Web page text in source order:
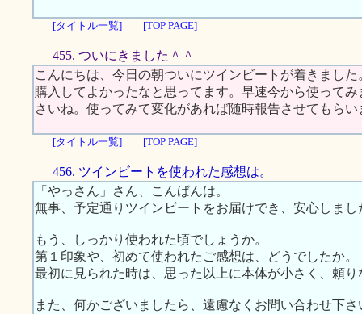
[タイトル一覧] [TOP PAGE]
455. ついにきました＾＾
こんにちは、今日の朝ついにツインビートが着きまし
購入してよかったなと思ってます。早速今から使って
さいね。使ってみて変化があれば随時報告させてもら
[タイトル一覧] [TOP PAGE]
456. ツインビートを使われた感想は。
「やっさん」さん、こんばんは。
無事、予定通りツインビートをお届けでき、安心しまし
もう、しっかり使われた頃でしょうか。
第１印象や、初めて使われたご感想は、どうでしたか。
最初に見られた時は、思った以上に本体が小さく、頼
また、何かございましたら、遠慮なくお問い合わせ下さ